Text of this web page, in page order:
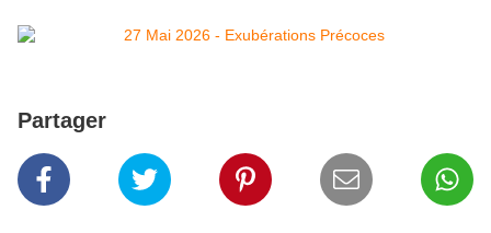
Partager